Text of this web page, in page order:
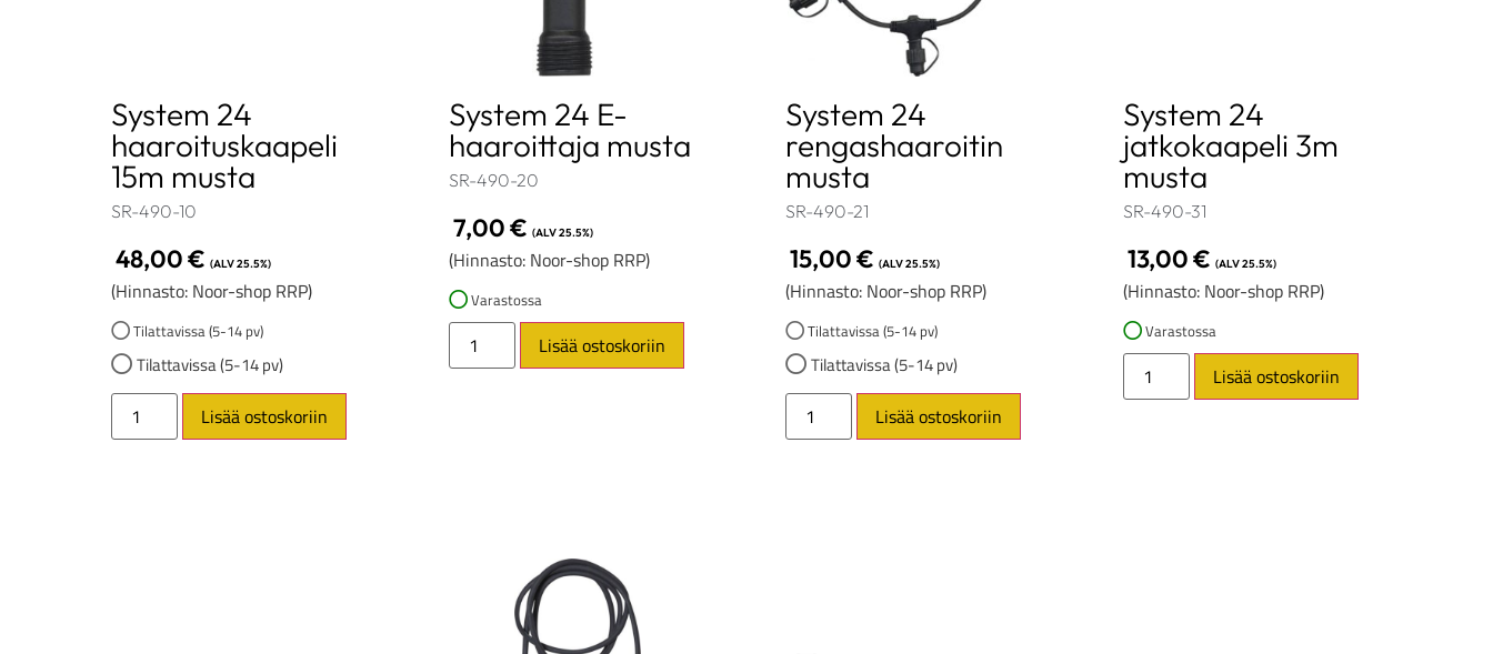
System 24
haaroituskaapeli
15m musta
SR-490-10
48,00€ (ALV 25.5%)
(Hinnasto: Noor-shop RRP)
Tilattavissa (5-14 pv)
Tilattavissa (5-14 pv)
Lisää ostoskoriin
System 24 E-
haaroittaja musta
SR-490-20
7,00€ (ALV 25.5%)
(Hinnasto: Noor-shop RRP)
Varastossa
Lisää ostoskoriin
System 24
rengashaaroitin
musta
SR-490-21
15,00€ (ALV 25.5%)
(Hinnasto: Noor-shop RRP)
Tilattavissa (5-14 pv)
Tilattavissa (5-14 pv)
Lisää ostoskoriin
System 24
jatkokaapeli 3m
musta
SR-490-31
13,00€ (ALV 25.5%)
(Hinnasto: Noor-shop RRP)
Varastossa
Lisää ostoskoriin